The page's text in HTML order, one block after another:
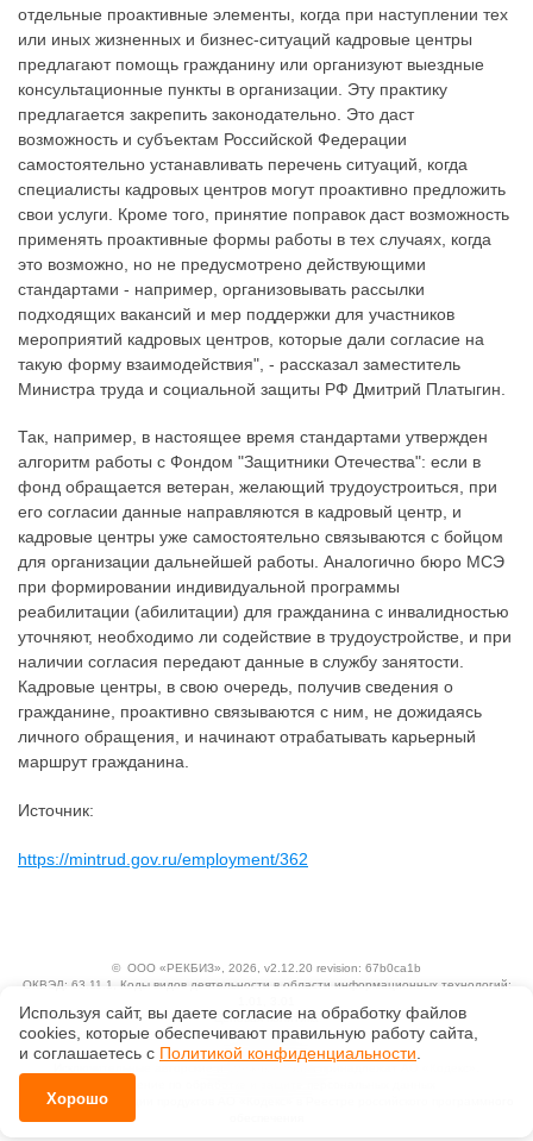
отдельные проактивные элементы, когда при наступлении тех
или иных жизненных и бизнес-ситуаций кадровые центры
предлагают помощь гражданину или организуют выездные
консультационные пункты в организации. Эту практику
предлагается закрепить законодательно. Это даст
возможность и субъектам Российской Федерации
самостоятельно устанавливать перечень ситуаций, когда
специалисты кадровых центров могут проактивно предложить
свои услуги. Кроме того, принятие поправок даст возможность
применять проактивные формы работы в тех случаях, когда
это возможно, но не предусмотрено действующими
стандартами - например, организовывать рассылки
подходящих вакансий и мер поддержки для участников
мероприятий кадровых центров, которые дали согласие на
такую форму взаимодействия", - рассказал заместитель
Министра труда и социальной защиты РФ Дмитрий Платыгин.
Так, например, в настоящее время стандартами утвержден
алгоритм работы с Фондом "Защитники Отечества": если в
фонд обращается ветеран, желающий трудоустроиться, при
его согласии данные направляются в кадровый центр, и
кадровые центры уже самостоятельно связываются с бойцом
для организации дальнейшей работы. Аналогично бюро МСЭ
при формировании индивидуальной программы
реабилитации (абилитации) для гражданина с инвалидностью
уточняют, необходимо ли содействие в трудоустройстве, и при
наличии согласия передают данные в службу занятости.
Кадровые центры, в свою очередь, получив сведения о
гражданине, проактивно связываются с ним, не дожидаясь
личного обращения, и начинают отрабатывать карьерный
маршрут гражданина.
Источник:
https://mintrud.gov.ru/employment/362
© ООО «РЕКБИЗ», 2026, v2.12.20 revision: 67b0ca1b
ОКВЭД: 63.11.1, Коды видов деятельности в области информационных технологий:
Ценовая политика
Технологии
Справка о регистрации продуктов АО «Кодекс» в Реестре российского программного
Используя сайт, вы даете согласие на обработку файлов
сооkiеs, которые обеспечивают правильную работу сайта,
и соглашаетесь с Политикой конфиденциальности
Хорошо